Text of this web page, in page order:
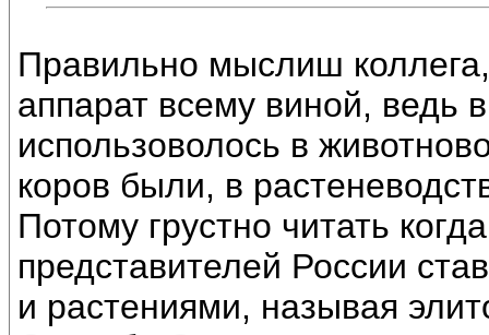
Правильно мыслиш
аппарат всему виной, ведь
использоволось в
коров были, в
Потому грустно читать
представителей России
и растениями, называя